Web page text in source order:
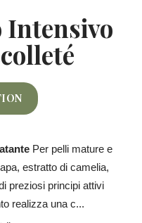
Per pelli mature e
estratto di camelia,
preziosi principi attivi
realizza una c...